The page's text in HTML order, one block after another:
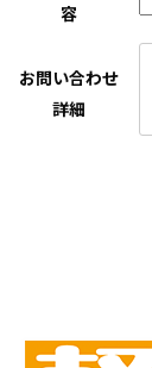
容
お問い合わせ
詳細